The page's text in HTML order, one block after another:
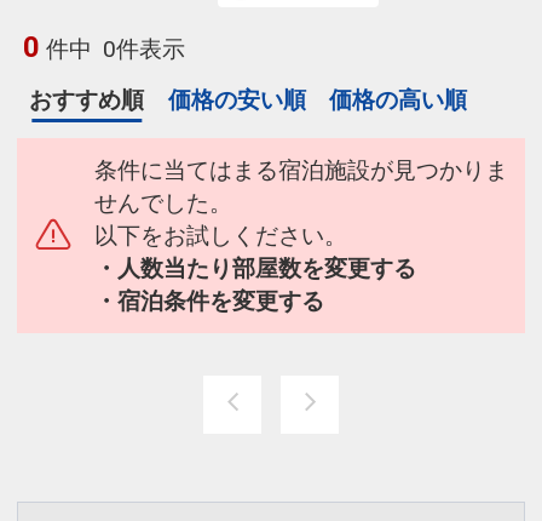
0 件中 0件表示
おすすめ順
価格の安い順 価格の高い順
条件に当てはまる宿泊施設が見つかりま
せんでした。
以下をお試しください。
・人数当たり部屋数を変更する
・宿泊条件を変更する